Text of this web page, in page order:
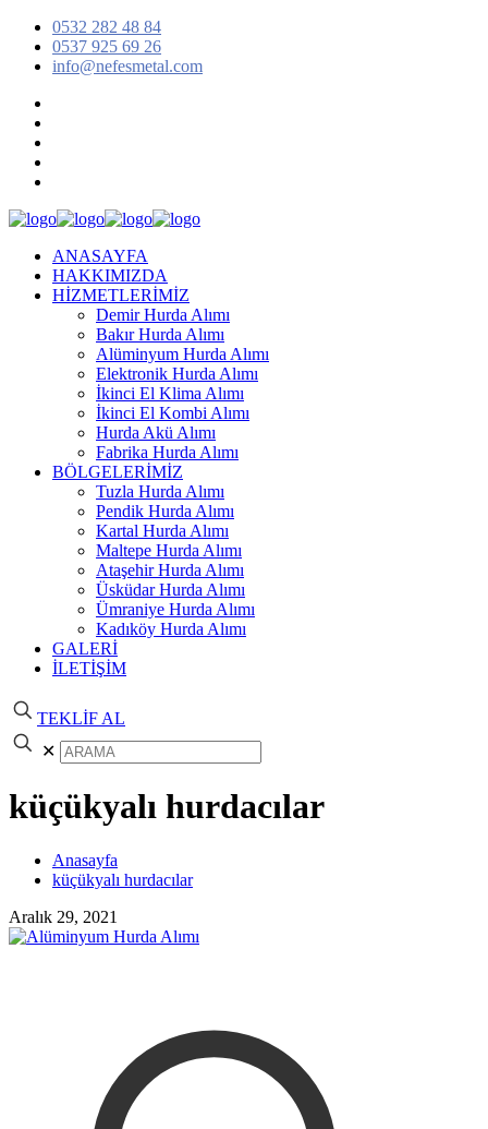
0532 282 48 84
0537 925 69 26
info@nefesmetal.com
ANASAYFA
HAKKIMIZDA
HİZMETLERİMİZ
Demir Hurda Alımı
Bakır Hurda Alımı
Alüminyum Hurda Alımı
Elektronik Hurda Alımı
İkinci El Klima Alımı
İkinci El Kombi Alımı
Hurda Akü Alımı
Fabrika Hurda Alımı
BÖLGELERİMİZ
Tuzla Hurda Alımı
Pendik Hurda Alımı
Kartal Hurda Alımı
Maltepe Hurda Alımı
Ataşehir Hurda Alımı
Üsküdar Hurda Alımı
Ümraniye Hurda Alımı
Kadıköy Hurda Alımı
GALERİ
İLETİŞİM
TEKLİF AL
✕
küçükyalı hurdacılar
Anasayfa
küçükyalı hurdacılar
Aralık 29, 2021